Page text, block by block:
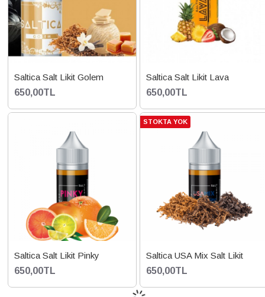
Saltica Salt Likit Golem
650,00TL
Saltica Salt Likit Lava
650,00TL
Saltica Salt Likit Pinky
650,00TL
STOKTA YOK
Saltica USA Mix Salt Likit
650,00TL